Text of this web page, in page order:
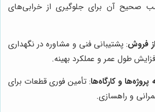
صحیح آن برای جلوگیری از خرابی‌های
فروش: پشتیبانی فنی و مشاوره در نگهداری
طول عمر و عملکرد بهینه.
و کارگاه‌ها: تأمین فوری قطعات برای
و راهسازی.